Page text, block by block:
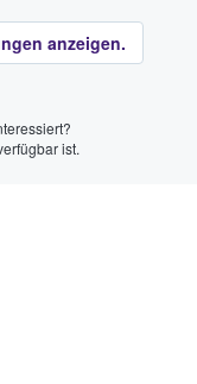
anzeigen.
ist.